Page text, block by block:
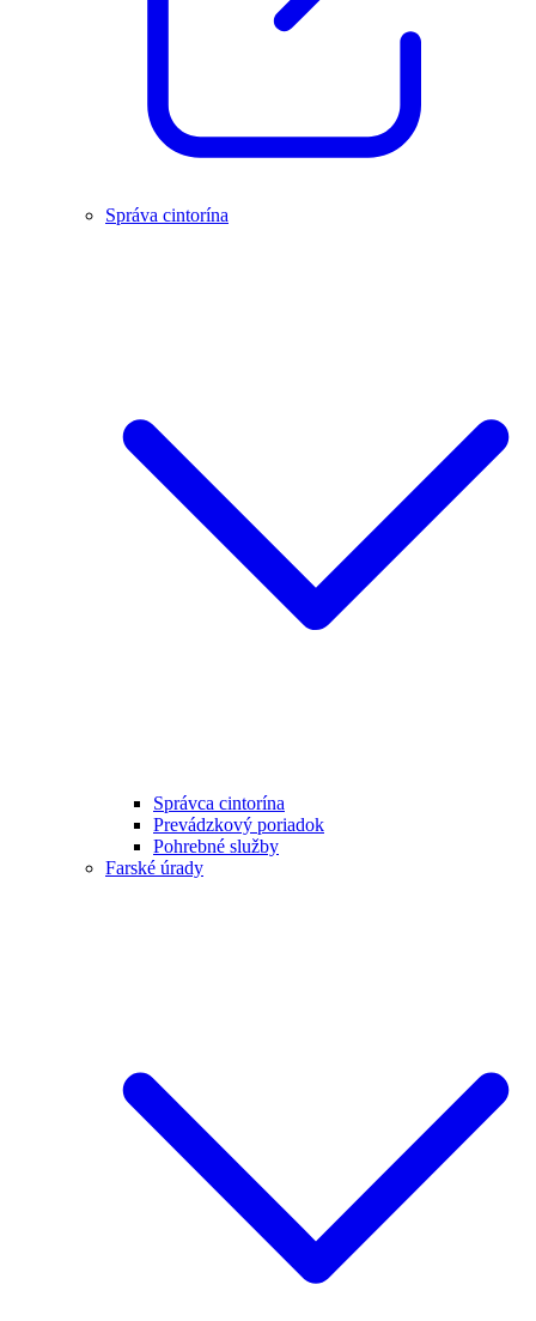
Správa cintorína
Správca cintorína
Prevádzkový poriadok
Pohrebné služby
Farské úrady